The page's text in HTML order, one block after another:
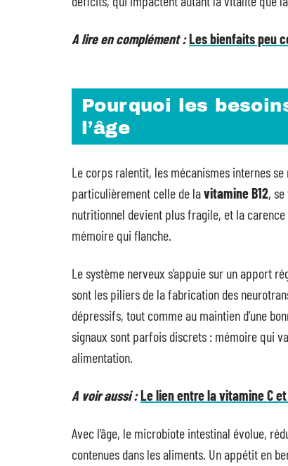
A lire en complément :Les bienfaits peu
Pourquoi les
l’âge
Le corps ralentit, les mécanismes internes
particulièrement celle de lavitamine B12,
nutritionnel devient plus fragile, et la
mémoire qui flanche.
Le système nerveux s’appuie sur un apport
sont les piliers de la fabrication des
dépressifs, tout comme au maintien d’une
signaux sont parfois discrets : mémoire qui
alimentation.
A voir aussi :Le lien entre la vitamine C
Avec l’âge, le microbiote intestinal évolue,
contenues dans les aliments. Un appétit en